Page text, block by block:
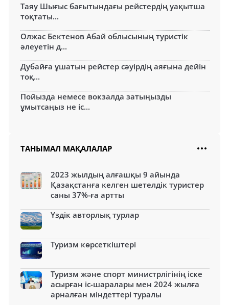
Таяу Шығыс бағытындағы рейстердің уақытша
тоқтаты...
Олжас Бектенов Абай облысының туристік
әлеуетін д...
Дубайға ұшатын рейстер сәуірдің аяғына дейін
тоқ...
Пойызда немесе вокзалда затыңызды
ұмытсаңыз не іс...
ТАНЫМАЛ МАҚАЛАЛАР
2023 жылдың алғашқы 9 айында
Қазақстанға келген шетелдік туристер
саны 37%-ға артты
Үздік авторлық турлар
Туризм көрсеткіштері
Туризм және спорт министрлігінің іске
асырған іс-шаралары мен 2024 жылға
арналған міндеттері туралы